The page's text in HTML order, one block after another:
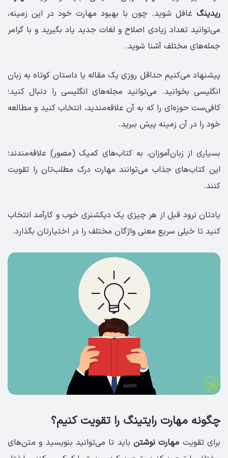
ریدینگ غافل شوید. چون با بهبود مهارت خود در این زمینه،
می‌توانید تعداد زیادی اصلاح و لغات جدید یاد بگیرید و با گرامر
جمله‌های مختلف آشنا شوید.
پیشنهاد می‌کنیم حداقل روزی یک مقاله یا داستان کوتاه به زبان
انگلیسی بخوانید. می‌توانید مجله‌های انگلیسی را دنبال کنید؛
کافی‌ست حوزه‌ای را که به آن علاقه‌مندید، انتخاب کنید و مطالعه
خود را در آن زمینه پیش ببرید.
بسیاری از زبان‌آموزان، به کتاب‌های کمیک (مصور) علاقه‌مندند؛
این کتاب‌های جذاب می‌توانند مهارت درک مطلب‌تان را تقویت
کنند.
یادتان نرود قبل از هر چیزی یک دیکشنری خوب و کارآمد انتخاب
کنید تا خیلی سریع معنی واژگان مختلف را در اختیارتان بگذارد.
چگونه مهارت رایتینگ را تقویت کنیم؟
برای تقویت مهارت نوشتن باید تا می‌توانید بنویسید و متن‌های